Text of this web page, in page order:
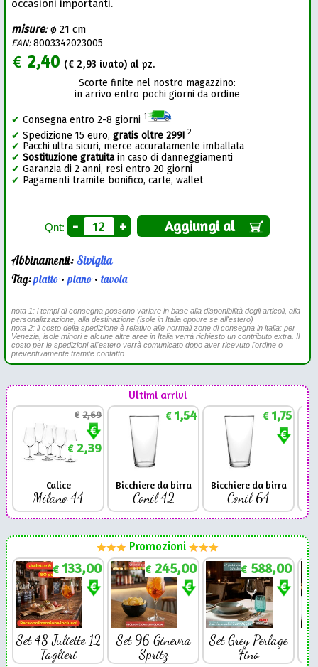
occasioni importanti.
misure:ø 21 cm
EAN:8003342023005
€ 2,40 (€ 2,93 ivato) al pz.
Scorte finite nel nostro magazzino:
in arrivo entro pochi giorni da ordine
✔ Consegna entro 2-8 giorni 1
✔ Spedizione 15 euro,gratis oltre 299! 2
✔ Pacchi ultra sicuri, merce accuratamente imballata
✔ Sostituzione gratuitain caso di danneggiamenti
✔ Garanzia di 2 anni, resi entro 20 giorni
✔ Pagamenti tramite bonifico, carte, wallet
Qnt: - + Aggiungi al
Abbinamenti:Siviglia
Tag:piatto•piano•tavola
nota 1: i tempi di consegna possono variare in base alla disponibilità degli articoli, alla
personalizzazione, alla destinazione (isole in Italia oppure se all'estero)
nota 2: il costo della spedizione è relativo alle normali zone di consegna in italia: per
Venezia, isole minori e alcune altre aree in Italia verrà richiesto un contributo extra. Il
costo per le spedizioni all'estero verrà comunicato dopo aver ricevuto l'ordine o
preventivamente tramite contatto.
Ultimi arrivi
€2,69
€2,39
Calice
Milano 44
€1,54
Bicchiere da birra
Conil 42
€1,75
Bicchiere da birra
Conil 64
Promozioni
€ 133,00
Set 48 Juliette 12
Taglieri
€ 245,00
Set 96 Ginevra
Spritz
€ 588,00
Set Grey Perlage
Fino